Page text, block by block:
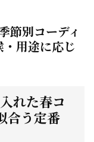
節別コーディ
用途に応じ
れた春コ
合う定番